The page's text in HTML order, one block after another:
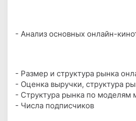
- Анализ основных онлайн-
- Размер и структура рынка
- Оценка выручки, структура
- Структура рынка по моделям
- Числа подписчиков